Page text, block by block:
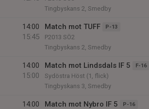
Tingbyskans 2, Smedby
14:00
15:45
Match mot TUFF P-13
P2013 SÖ2
Tingbyskans 2, Smedby
14:00
15:00
Match mot Lindsdals IF 5 F-16
Sydöstra Höst (1, flick)
Tingbyskans 3, Smedby
14:00
Match mot Nybro IF 5 P-16